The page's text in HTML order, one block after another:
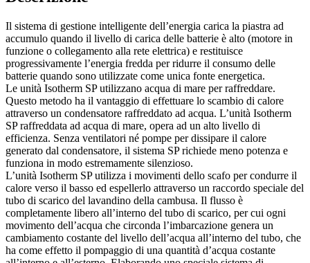
Il sistema di gestione intelligente dell’energia carica la piastra ad
accumulo quando il livello di carica delle batterie è alto (motore in
funzione o collegamento alla rete elettrica) e restituisce
progressivamente l’energia fredda per ridurre il consumo delle
batterie quando sono utilizzate come unica fonte energetica.
Le unità Isotherm SP utilizzano acqua di mare per raffreddare.
Questo metodo ha il vantaggio di effettuare lo scambio di calore
attraverso un condensatore raffreddato ad acqua. L’unità Isotherm
SP raffreddata ad acqua di mare, opera ad un alto livello di
efficienza. Senza ventilatori né pompe per dissipare il calore
generato dal condensatore, il sistema SP richiede meno potenza e
funziona in modo estremamente silenzioso.
L’unità Isotherm SP utilizza i movimenti dello scafo per condurre il
calore verso il basso ed espellerlo attraverso un raccordo speciale del
tubo di scarico del lavandino della cambusa. Il flusso è
completamente libero all’interno del tubo di scarico, per cui ogni
movimento dell’acqua che circonda l’imbarcazione genera un
cambiamento costante del livello dell’acqua all’interno del tubo, che
ha come effetto il pompaggio di una quantità d’acqua costante